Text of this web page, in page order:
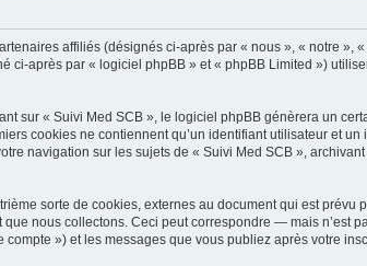
affiliés (désignés ci-après par « nous », « notre »,
après par « logiciel phpBB » et « phpBB Limited »)
sur « Suivi Med SCB », le logiciel phpBB génèrera un
cookies ne contiennent qu’un identifiant utilisateur et
navigation sur les sujets de « Suivi Med SCB »,
sorte de cookies, externes au document qui est
nous collectons. Ceci peut correspondre — mais n’est
») et les messages que vous publiez après votre